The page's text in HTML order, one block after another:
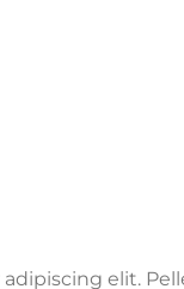
elit.